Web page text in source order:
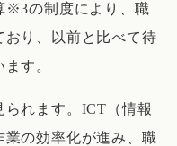
※3の制度により、職
おり、以前と比べて待
す。
れます。ICT（情報
の効率化が進み、職